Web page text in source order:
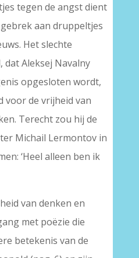
tegen de angst dient
aan druppeltjes
Het slechte
dat Aleksej Navalny
opgesloten wordt,
voor de vrijheid van
Terecht zou hij de
Michail Lermontov in
‘Heel alleen ben ik
van denken en
met poëzie die
betekenis van de